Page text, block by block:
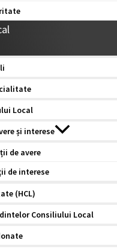
Local
și interese
de avere
de interese
(HCL)
Consiliului Local